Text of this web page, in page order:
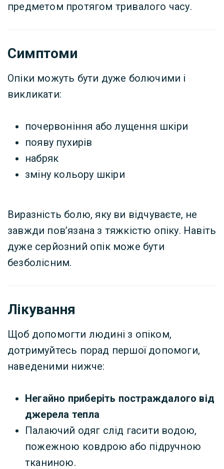
предметом протягом тривалого часу.
Симптоми
Опіки можуть бути дуже болючими і
викликати:
почервоніння або лущення шкіри
появу пухирів
набряк
зміну кольору шкіри
Виразність болю, яку ви відчуваєте, не
завжди пов’язана з тяжкістю опіку. Навіть
дуже серйозний опік може бути
безболісним.
Лікування
Щоб допомогти людині з опіком,
дотримуйтесь порад першої допомоги,
наведеними нижче:
Негайно приберіть постраждалого від
джерела тепла
Палаючий одяг слід гасити водою,
пожежною ковдрою або підручною
тканиною.